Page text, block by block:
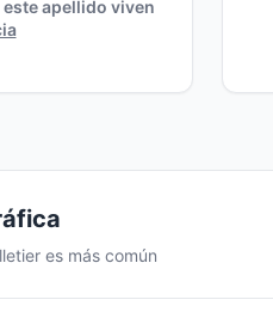
este apellido viven
es más común